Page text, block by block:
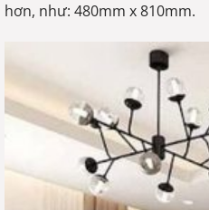
hơn, như: 480mm x 810mm.